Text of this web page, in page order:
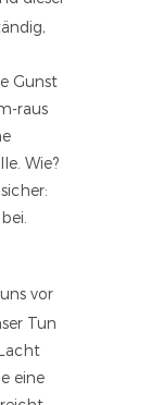
Gunst
raus
Wie?
vor
Tun
eine